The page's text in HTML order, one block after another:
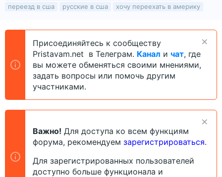
о
т
ы
а
а
ч
а
л
а
переезд в сша
русские в сша хочу переехать в америку
Присоединяйтесь к сообществу
Pristavam.net в Телеграм. Канал и чат, где
вы можете обменяться своими мнениями,
задать вопросы или помочь другим
участниками.
Важно! Для доступа ко всем функциям
форума, рекомендуем зарегистрироваться.
Для зарегистрированных пользователей
доступно больше функционала и